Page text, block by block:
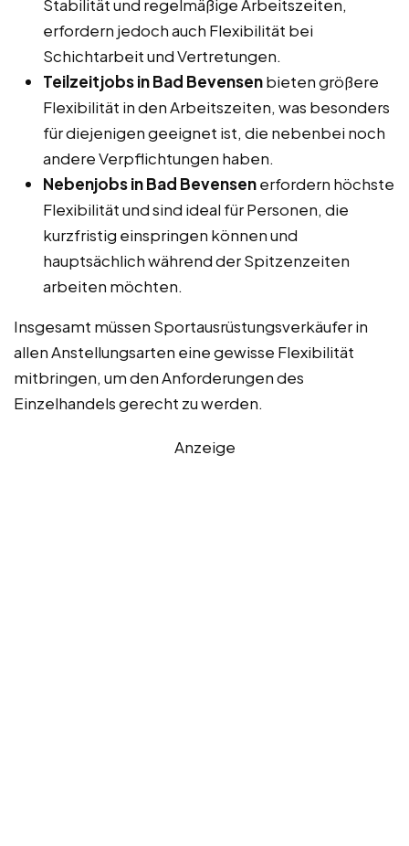
Stabilität und regelmäßige Arbeitszeiten,
erfordern jedoch auch Flexibilität bei
Schichtarbeit und Vertretungen.
Teilzeitjobs in Bad Bevensenbieten größere
Flexibilität in den Arbeitszeiten, was besonders
für diejenigen geeignet ist, die nebenbei noch
andere Verpflichtungen haben.
Nebenjobs in Bad Bevensenerfordern höchste
Flexibilität und sind ideal für Personen, die
kurzfristig einspringen können und
hauptsächlich während der Spitzenzeiten
arbeiten möchten.
Insgesamt müssen Sportausrüstungsverkäufer in
allen Anstellungsarten eine gewisse Flexibilität
mitbringen, um den Anforderungen des
Einzelhandels gerecht zu werden.
Anzeige